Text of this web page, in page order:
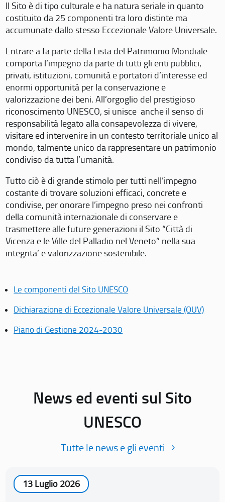
Il Sito è di tipo culturale e ha natura seriale in quanto
costituito da 25 componenti tra loro distinte ma
accumunate dallo stesso Eccezionale Valore Universale.
Entrare a fa parte della Lista del Patrimonio Mondiale
comporta l’impegno da parte di tutti gli enti pubblici,
privati, istituzioni, comunità e portatori d’interesse ed
enormi opportunità per la conservazione e
valorizzazione dei beni. All’orgoglio del prestigioso
riconoscimento UNESCO, si unisce anche il senso di
responsabilità legato alla consapevolezza di vivere,
visitare ed intervenire in un contesto territoriale unico al
mondo, talmente unico da rappresentare un patrimonio
condiviso da tutta l’umanità.
Tutto ciò è di grande stimolo per tutti nell’impegno
costante di trovare soluzioni efficaci, concrete e
condivise, per onorare l’impegno preso nei confronti
della comunità internazionale di conservare e
trasmettere alle future generazioni il Sito “Città di
Vicenza e le Ville del Palladio nel Veneto” nella sua
integrita’ e valorizzazione sostenibile.
Le componenti del Sito UNESCO
Dichiarazione di Eccezionale Valore Universale (OUV)
Piano di Gestione 2024-2030
News ed eventi sul Sito
UNESCO
Tutte le news e gli eventi
13 Luglio 2026